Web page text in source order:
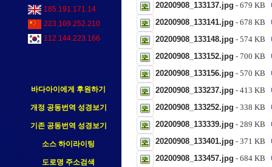
185.191.171.14
223.109.252.210
112.144.223.166
바다아이에게 후원하기
개정 공동번역 성경보기
기존 공동번역 성경보기
소스 하이라이팅
도로명 주소검색
20200908_133137.jpg - 679 KB
20200908_133141.jpg - 678 KB
20200908_133148.jpg - 574 KB
20200908_133152.jpg - 700 KB
20200908_133156.jpg - 570 KB
20200908_133237.jpg - 413 KB
20200908_133252.jpg - 338 KB
20200908_133339.jpg - 289 KB
20200908_133401.jpg - 371 KB
20200908_133457.jpg - 684 KB